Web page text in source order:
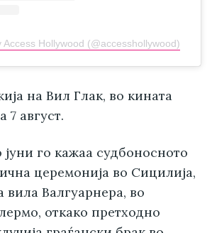
Access Hollywood (@accesshollywood)
на Вил Глак, во кината
7 август.
го кажаа судбоносното
церемонија во Сицилија,
вила Валгуарнера, во
откако претходно